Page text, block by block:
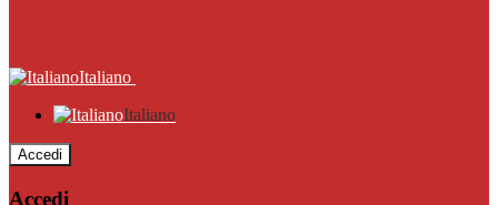
Italiano
Italiano
Accedi
Accedi